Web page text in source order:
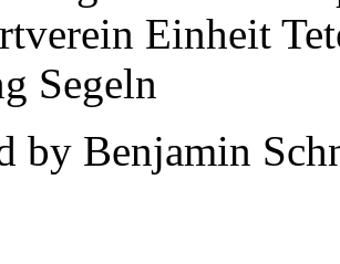
by Benjamin